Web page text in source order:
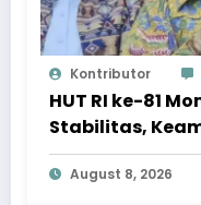
Kontributor
HUT RI ke-81
Stabilitas,
Optimisme
August 8, 2026